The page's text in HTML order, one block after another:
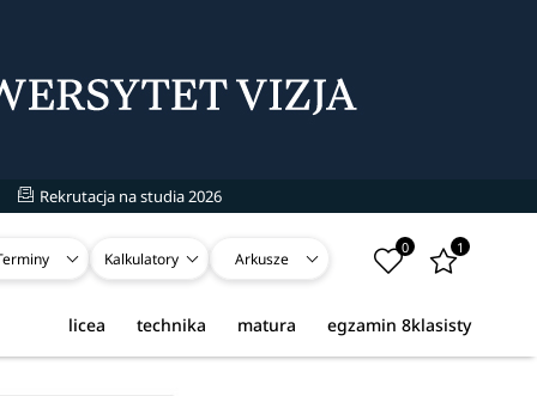
Rekrutacja na studia 2026
Kalkulatory Arkusze
0 1
egzamin 8klasisty
matura
technika
licea